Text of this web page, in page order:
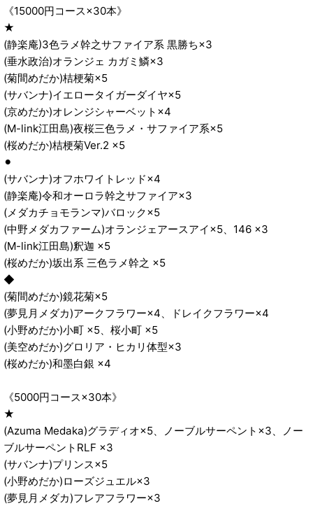
《15000円コース×30本》
★
(静楽庵)3色ラメ幹之サファイア系 黒勝ち×3
(垂水政治)オランジェ カガミ鱗×3
(菊間めだか)桔梗菊×5
(サバンナ)イエロータイガーダイヤ×5
(京めだか)オレンジシャーベット×4
(M-link江田島)夜桜三色ラメ・サファイア系×5
(桜めだか)桔梗菊Ver.2 ×5
⚫︎
(サバンナ)オフホワイトレッド×4
(静楽庵)令和オーロラ幹之サファイア×3
(メダカチョモランマ)バロック×5
(中野メダカファーム)オランジェアースアイ×5、146 ×3
(M-link江田島)釈迦 ×5
(桜めだか)坂出系 三色ラメ幹之 ×5
◆
(菊間めだか)鏡花菊×5
(夢見月メダカ)アークフラワー×4、ドレイクフラワー×4
(小野めだか)小町 ×5、桜小町 ×5
(美空めだか)グロリア・ヒカリ体型×3
(桜めだか)和墨白銀 ×4
《5000円コース×30本》
★
(Azuma Medaka)グラディオ×5、ノーブルサーペント×3、ノー
ブルサーペントRLF ×3
(サバンナ)プリンス×5
(小野めだか)ローズジュエル×3
(夢見月メダカ)フレアフラワー×3